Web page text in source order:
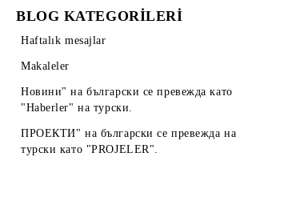
BLOG KATEGORİLERİ
Haftalık mesajlar
Makaleler
Новини" на български се превежда като
"Haberler" на турски.
ПРОЕКТИ" на български се превежда на
турски като "PROJELER".